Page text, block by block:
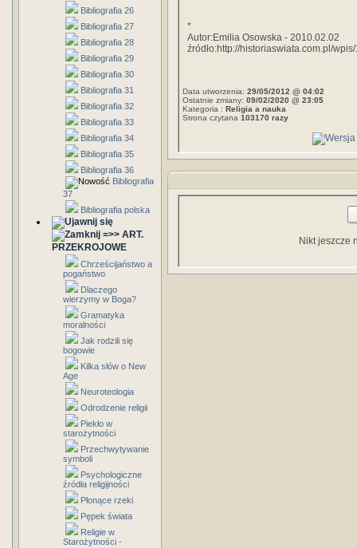
Bibliografia 26
Bibliografia 27
Bibliografia 28
Bibliografia 29
Bibliografia 30
Bibliografia 31
Bibliografia 32
Bibliografia 33
Bibliografia 34
Bibliografia 35
Bibliografia 36
Bibliografia
37
Bibliografia polska
=>> ART.
PRZEKROJOWE
Chrześcijaństwo a
pogaństwo
Dlaczego
wierzymy w Boga?
Gramatyka
moralności
Jak rodzili się
bogowie
Kilka słów o New
Age
Neuroteologia
Odrodzenie religii
Piekło w
starożytności
Przechwytywanie
symboli
Psychologiczne
źródła religijności
Płonące rzeki
Pępek świata
Religie w
Starożytności -
*
Autor:Emilia Osowska - 2010.02.02
źródło:http://historiaswiata.com.pl/
Data utworzenia: 29/05/2012 @ 04:02
Ostatnie zmiany: 09/02/2020 @ 23:05
Kategoria : Religia a nauka
Strona czytana 103170 razy
Nikt jeszcze